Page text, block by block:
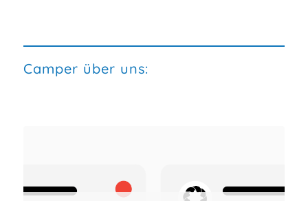
Camper über uns: